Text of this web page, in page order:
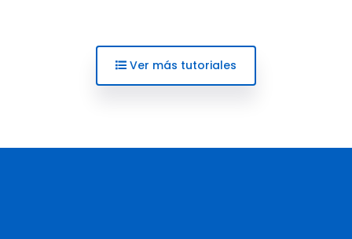
Ver más tutoriales